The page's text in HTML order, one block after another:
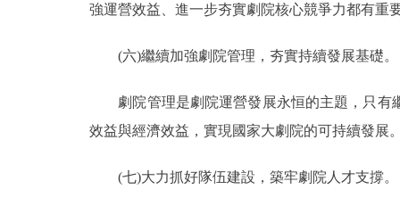
強運營效益、進一步夯實劇院核心競爭力都有重
(六)繼續加強劇院管理，夯實持續發展基礎。
劇院管理是劇院運營發展永恒的主題，只有
效益與經濟效益，實現國家大劇院的可持續發展
(七)大力抓好隊伍建設，築牢劇院人才支撐。